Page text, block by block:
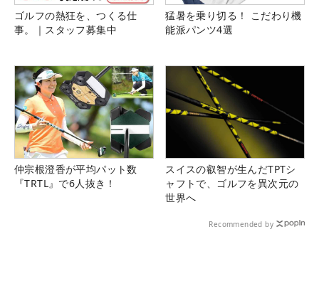
ゴルフの熱狂を、つくる仕
事。｜スタッフ募集中
猛暑を乗り切る！ こだわり機
能派パンツ4選
仲宗根澄香が平均パット数
『TRTL』で6人抜き！
スイスの叡智が生んだTPTシ
ャフトで、ゴルフを異次元の
世界へ
Recommended by